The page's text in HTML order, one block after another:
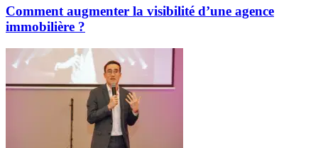
Comment augmenter la visibilité d’une agence
immobilière ?